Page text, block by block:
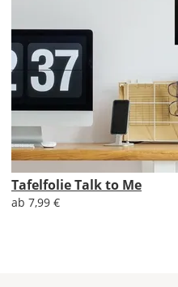
Deutschland
Fr., 14.08. - Di.,
18.08.
ab 7,98
Produktionsaufschlag
ab 5,99 EUR*
Versandkosten 1,99
Tafelfolie Talk to Me
ab 7,99 €